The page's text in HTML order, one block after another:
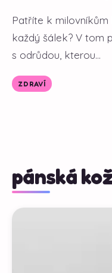
Patříte k
každý šálek? V tom
s odrůdou, kterou...
ZDRAVÍ
pánská